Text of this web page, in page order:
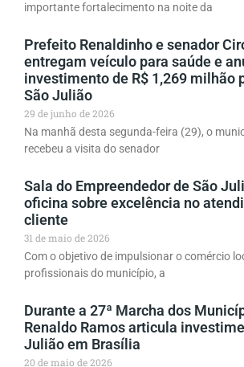
importante fortalecimento na noite da
Prefeito Renaldinho e senador
entregam veículo para saúde e
investimento de R$ 1,269 milhão
São Julião
29 de junho de 2026
Na manhã desta segunda-feira (29), o
recebeu a visita do senador
Sala do Empreendedor de São
oficina sobre excelência no
cliente
31 de maio de 2026
Com o objetivo de impulsionar o comércio
profissionais do município, a
Durante a 27ª Marcha dos
Renaldo Ramos articula
Julião em Brasília
20 de maio de 2026